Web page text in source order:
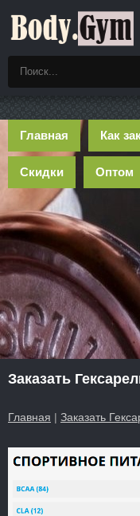
Главная Как
Скидки Оптом
Заказать
Главная | Заказать